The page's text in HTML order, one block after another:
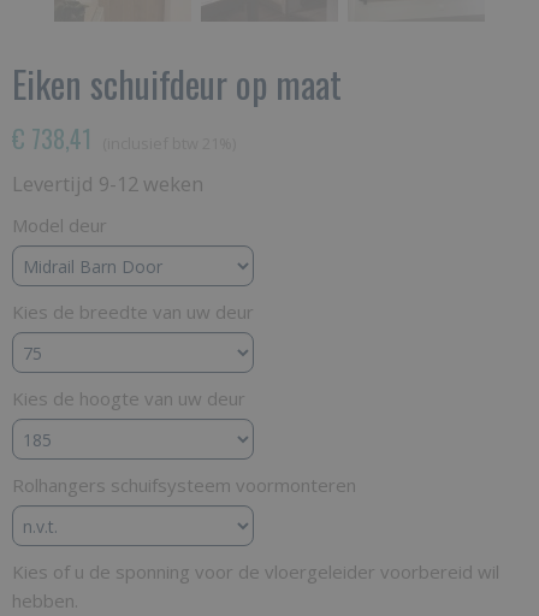
Eiken schuifdeur op maat
€ 738,41
Levertijd 9-12 weken
Model deur
Kies de breedte van uw deur
Kies de hoogte van uw deur
Rolhangers schuifsysteem voormonteren
Kies of u de sponning voor de vloergeleider voorbereid wil
hebben.